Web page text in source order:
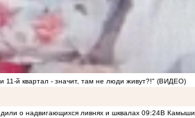
11-й квартал - значит, там не люди живут?!" (ВИДЕО)
о надвигающихся ливнях и шквалах 09:24В